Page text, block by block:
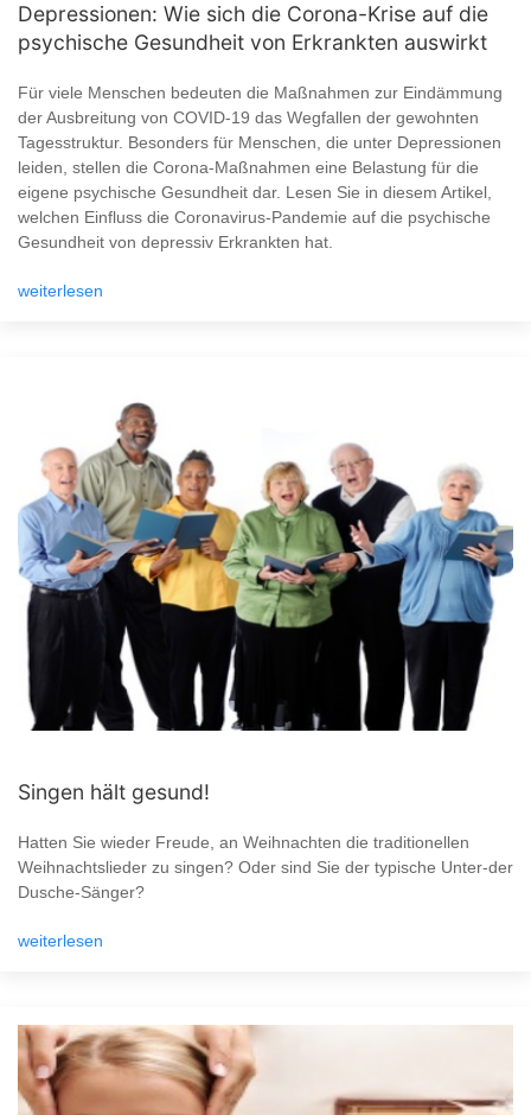
Depressionen: Wie sich die Corona-Krise auf die
psychische Gesundheit von Erkrankten auswirkt
Für viele Menschen bedeuten die Maßnahmen zur Eindämmung
der Ausbreitung von COVID-19 das Wegfallen der gewohnten
Tagesstruktur. Besonders für Menschen, die unter Depressionen
leiden, stellen die Corona-Maßnahmen eine Belastung für die
eigene psychische Gesundheit dar. Lesen Sie in diesem Artikel,
welchen Einfluss die Coronavirus-Pandemie auf die psychische
Gesundheit von depressiv Erkrankten hat.
weiterlesen
Singen hält gesund!
Hatten Sie wieder Freude, an Weihnachten die traditionellen
Weihnachtslieder zu singen? Oder sind Sie der typische Unter-der
Dusche-Sänger?
weiterlesen